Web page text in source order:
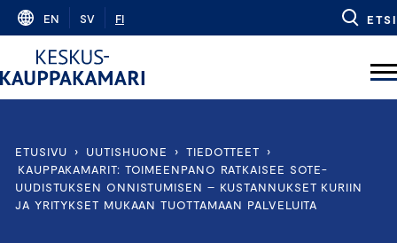
Skip
content
EN SV FI ETSI
ETUSIVU › UUTISHUONE › TIEDOTTEET
›
KAUPPAKAMARIT: TOIMEENPANO RATKAISEE SOTE-
UUDISTUKSEN ONNISTUMISEN – KUSTANNUKSET KURIIN
JA YRITYKSET MUKAAN TUOTTAMAAN PALVELUITA